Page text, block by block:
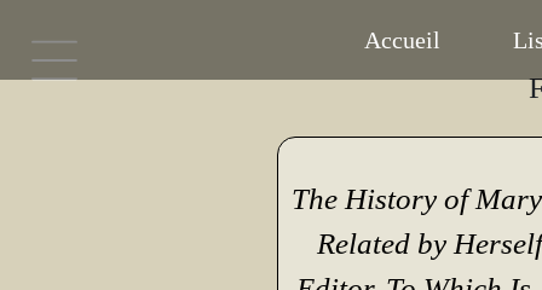
Accueil
The History of
Related by